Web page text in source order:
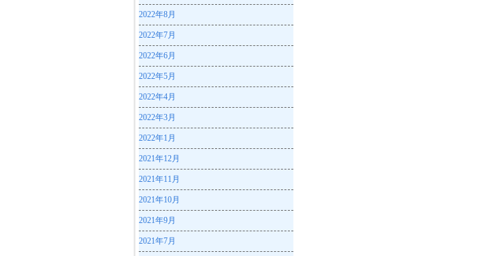
2022年8月
2022年7月
2022年6月
2022年5月
2022年4月
2022年3月
2022年1月
2021年12月
2021年11月
2021年10月
2021年9月
2021年7月